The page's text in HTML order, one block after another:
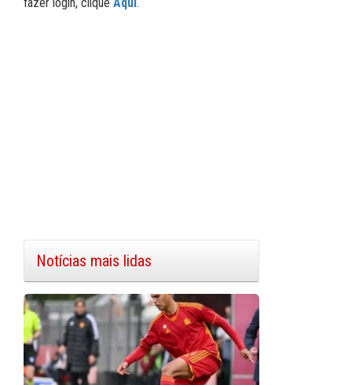
fazer login, clique Aqui .
Notícias mais lidas